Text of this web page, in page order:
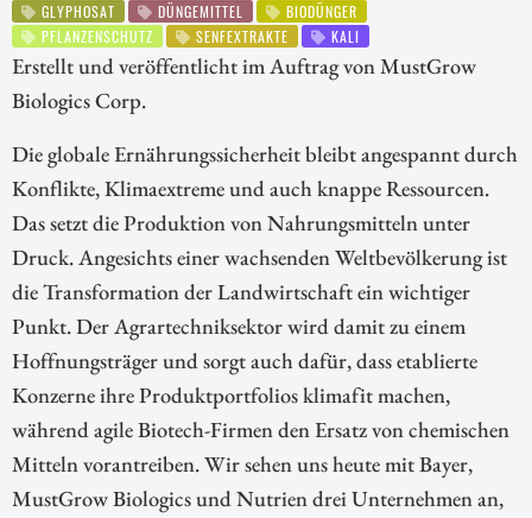
GLYPHOSAT
DÜNGEMITTEL
BIODÜNGER
PFLANZENSCHUTZ
SENFEXTRAKTE KALI
Erstellt und veröffentlicht im Auftrag von MustGrow
Biologics Corp.
Die globale Ernährungssicherheit bleibt angespannt durch
Konflikte, Klimaextreme und auch knappe Ressourcen.
Das setzt die Produktion von Nahrungsmitteln unter
Druck. Angesichts einer wachsenden Weltbevölkerung ist
die Transformation der Landwirtschaft ein wichtiger
Punkt. Der Agrartechniksektor wird damit zu einem
Hoffnungsträger und sorgt auch dafür, dass etablierte
Konzerne ihre Produktportfolios klimafit machen,
während agile Biotech-Firmen den Ersatz von chemischen
Mitteln vorantreiben. Wir sehen uns heute mit Bayer,
MustGrow Biologics und Nutrien drei Unternehmen an,